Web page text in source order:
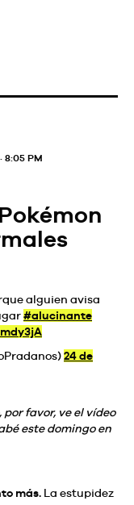
8:05 PM
alguien avisa
#alucinante
24 de
favor, ve el vídeo
este domingo en
más. La estupidez